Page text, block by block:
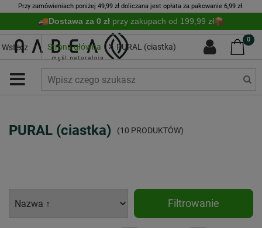
Przy zamówieniach poniżej 49,99 zł doliczana jest opłata za pakowanie 6,99 zł.
Dostawa za 0 zł przy zakupach od 199,99 zł
0
Wstecz Strona główna PURAL (ciastka)
PURAL (ciastka) (10 PRODUKTÓW)
Filtrowanie